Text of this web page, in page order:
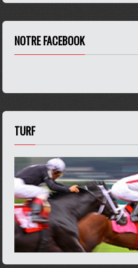
NOTRE FACEBOOK
TURF